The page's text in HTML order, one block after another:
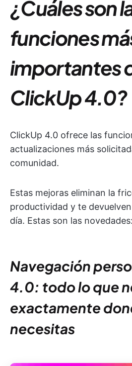
¿Cuáles son
funciones
importantes
ClickUp 4.0?
ClickUp 4.0 ofrece las
actualizaciones más
comunidad.
Estas mejoras eliminan la
productividad y te
día. Estas son las novedades:
Navegación
4.0: todo lo que
exactamente
necesitas